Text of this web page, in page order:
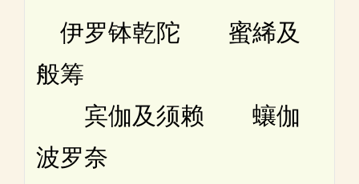
伊罗钵乾陀 蜜絺及
般筹
宾伽及须赖 蠰伽
波罗奈